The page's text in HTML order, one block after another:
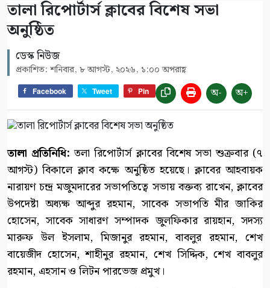
‎তালা রিপোর্টার্স ক্লাবের বিশেষ সভা
অনুষ্ঠিত
ডেস্ক নিউজ
প্রকাশিত: শনিবার, ৮ আগস্ট, ২০২৬, ১:০০ অপরাহ্ণ
Facebook Tweet Pin অ- অ+
‎তালা প্রতিনিধি: ‎তলা রিপোর্টার্স ক্লাবের বিশেষ সভা শুক্রবার (৭
আগস্ট) বিকালে ক্লাব কক্ষে অনুষ্ঠিত হয়েছে। ক্লাবের আহবায়ক
নারায়ণ চন্দ্র মজুমদারের সভাপতিত্বে সভায় বক্তব্য রাখেন, ক্লাবের
উপদেষ্টা অধ্যক্ষ আব্দুর রহমান, সাবেক সভাপতি মীর জাকির
হোসেন, সাবেক সাধারণ সম্পাদক জুলফিকার রায়হান, সদস্য
মারুফ উল ইসলাম, মিজানুর রহমান, বাবলুর রহমান, শেখ
বায়েজীদ হোসেন, শাহীনুর রহমান, শেখ সিদ্দিক, শেখ বাবলুর
রহমান, এহসান ও লিটন পারভেজ প্রমুখ।